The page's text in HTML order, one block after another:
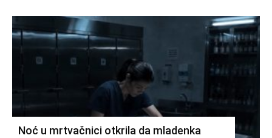
Noć u mrtvačnici otkrila da mladenka